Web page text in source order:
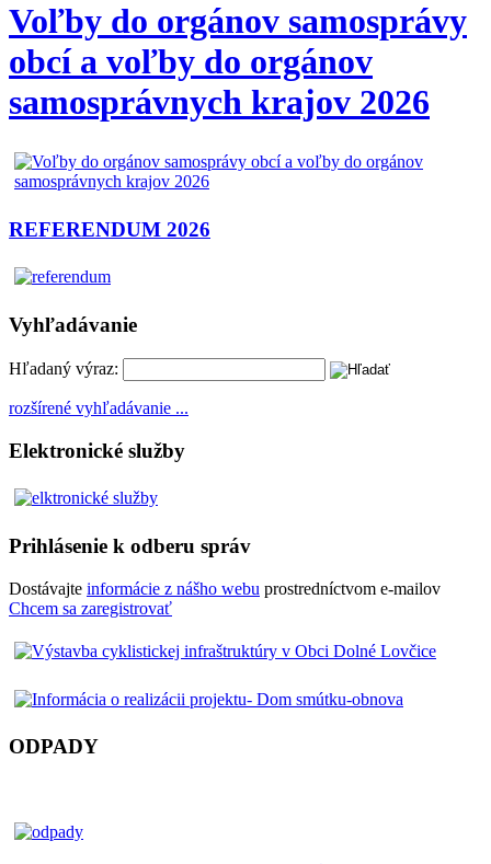
Voľby do orgánov samosprávy
obcí a voľby do orgánov
samosprávnych krajov 2026
REFERENDUM 2026
Vyhľadávanie
Hľadaný výraz:
rozšírené vyhľadávanie ...
Elektronické služby
Prihlásenie k odberu správ
Dostávajte informácie z nášho webu prostredníctvom e-mailov
Chcem sa zaregistrovať
ODPADY